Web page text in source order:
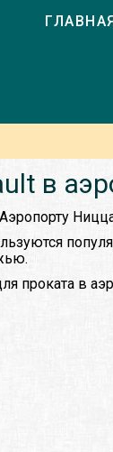
в
проката в